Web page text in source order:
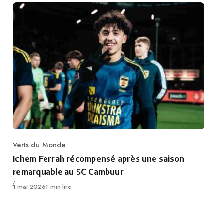
Category
Verts du Monde
Ichem Ferrah récompensé après une saison
remarquable au SC Cambuur
Publié
1 mai 20261 min lire